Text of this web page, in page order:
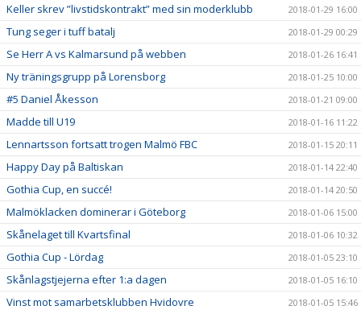
Keller skrev ”livstidskontrakt” med sin moderklubb 2018-01-29 16:00
Tung seger i tuff batalj 2018-01-29 00:29
Se Herr A vs Kalmarsund på webben 2018-01-26 16:41
Ny träningsgrupp på Lorensborg 2018-01-25 10:00
#5 Daniel Åkesson 2018-01-21 09:00
Madde till U19 2018-01-16 11:22
Lennartsson fortsatt trogen Malmö FBC 2018-01-15 20:11
Happy Day på Baltiskan 2018-01-14 22:40
Gothia Cup, en succé! 2018-01-14 20:50
Malmöklacken dominerar i Göteborg 2018-01-06 15:00
Skånelaget till Kvartsfinal 2018-01-06 10:32
Gothia Cup - Lördag 2018-01-05 23:10
Skånlagstjejerna efter 1:a dagen 2018-01-05 16:10
Vinst mot samarbetsklubben Hvidovre 2018-01-05 15:46